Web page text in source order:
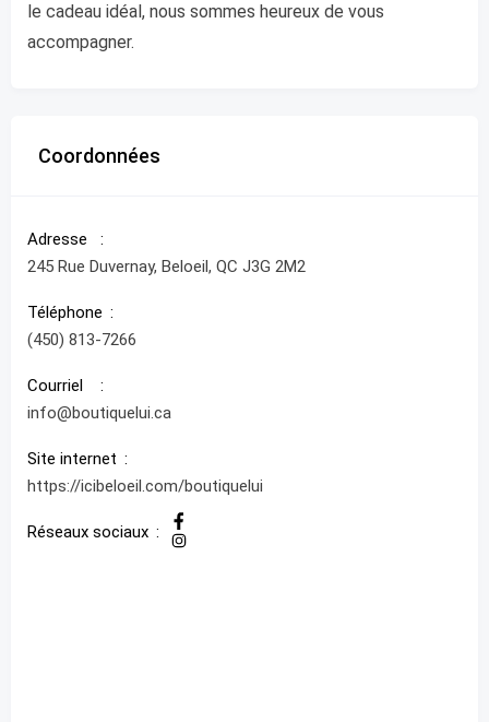
le cadeau idéal, nous sommes heureux de vous
accompagner.
Coordonnées
Adresse
245 Rue Duvernay, Beloeil, QC J3G 2M2
Téléphone
(450) 813-7266
Courriel
info@boutiquelui.ca
Site internet
https://icibeloeil.com/boutiquelui
Réseaux sociaux